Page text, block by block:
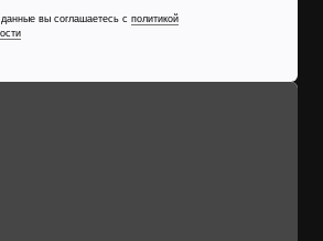
вы соглашаетесь с политикой